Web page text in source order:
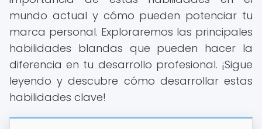
mundo actual y cómo pueden potenciar tu
marca personal. Exploraremos las principales
habilidades blandas que pueden hacer la
diferencia en tu desarrollo profesional. ¡Sigue
leyendo y descubre cómo desarrollar estas
habilidades clave!